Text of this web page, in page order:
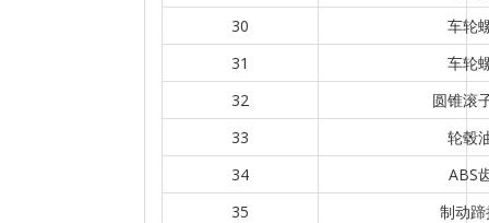
30
车轮
31
车轮
32
圆锥滚
33
轮毂
34
ABS
35
制动